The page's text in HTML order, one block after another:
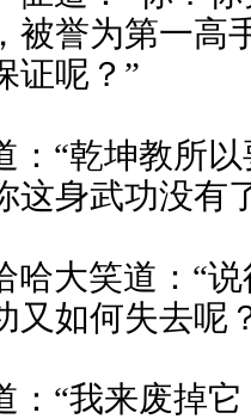
被誉为第一高
证呢？”
“乾坤教所
这身武功没有
大笑道：“
又如何失去呢
“我来废掉